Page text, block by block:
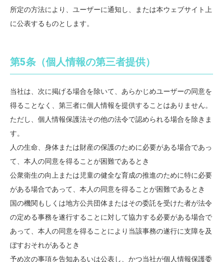
所定の方法により、ユーザーに通知し、または本ウェブサイト上
に公表するものとします。
第5条（個人情報の第三者提供）
当社は、次に掲げる場合を除いて、あらかじめユーザーの同意を
得ることなく、第三者に個人情報を提供することはありません。
ただし、個人情報保護法その他の法令で認められる場合を除きま
す。
人の生命、身体または財産の保護のために必要がある場合であっ
て、本人の同意を得ることが困難であるとき
公衆衛生の向上または児童の健全な育成の推進のために特に必要
がある場合であって、本人の同意を得ることが困難であるとき
国の機関もしくは地方公共団体またはその委託を受けた者が法令
の定める事務を遂行することに対して協力する必要がある場合で
あって、本人の同意を得ることにより当該事務の遂行に支障を及
ぼすおそれがあるとき
予め次の事項を告知あるいは公表し、かつ当社が個人情報保護委